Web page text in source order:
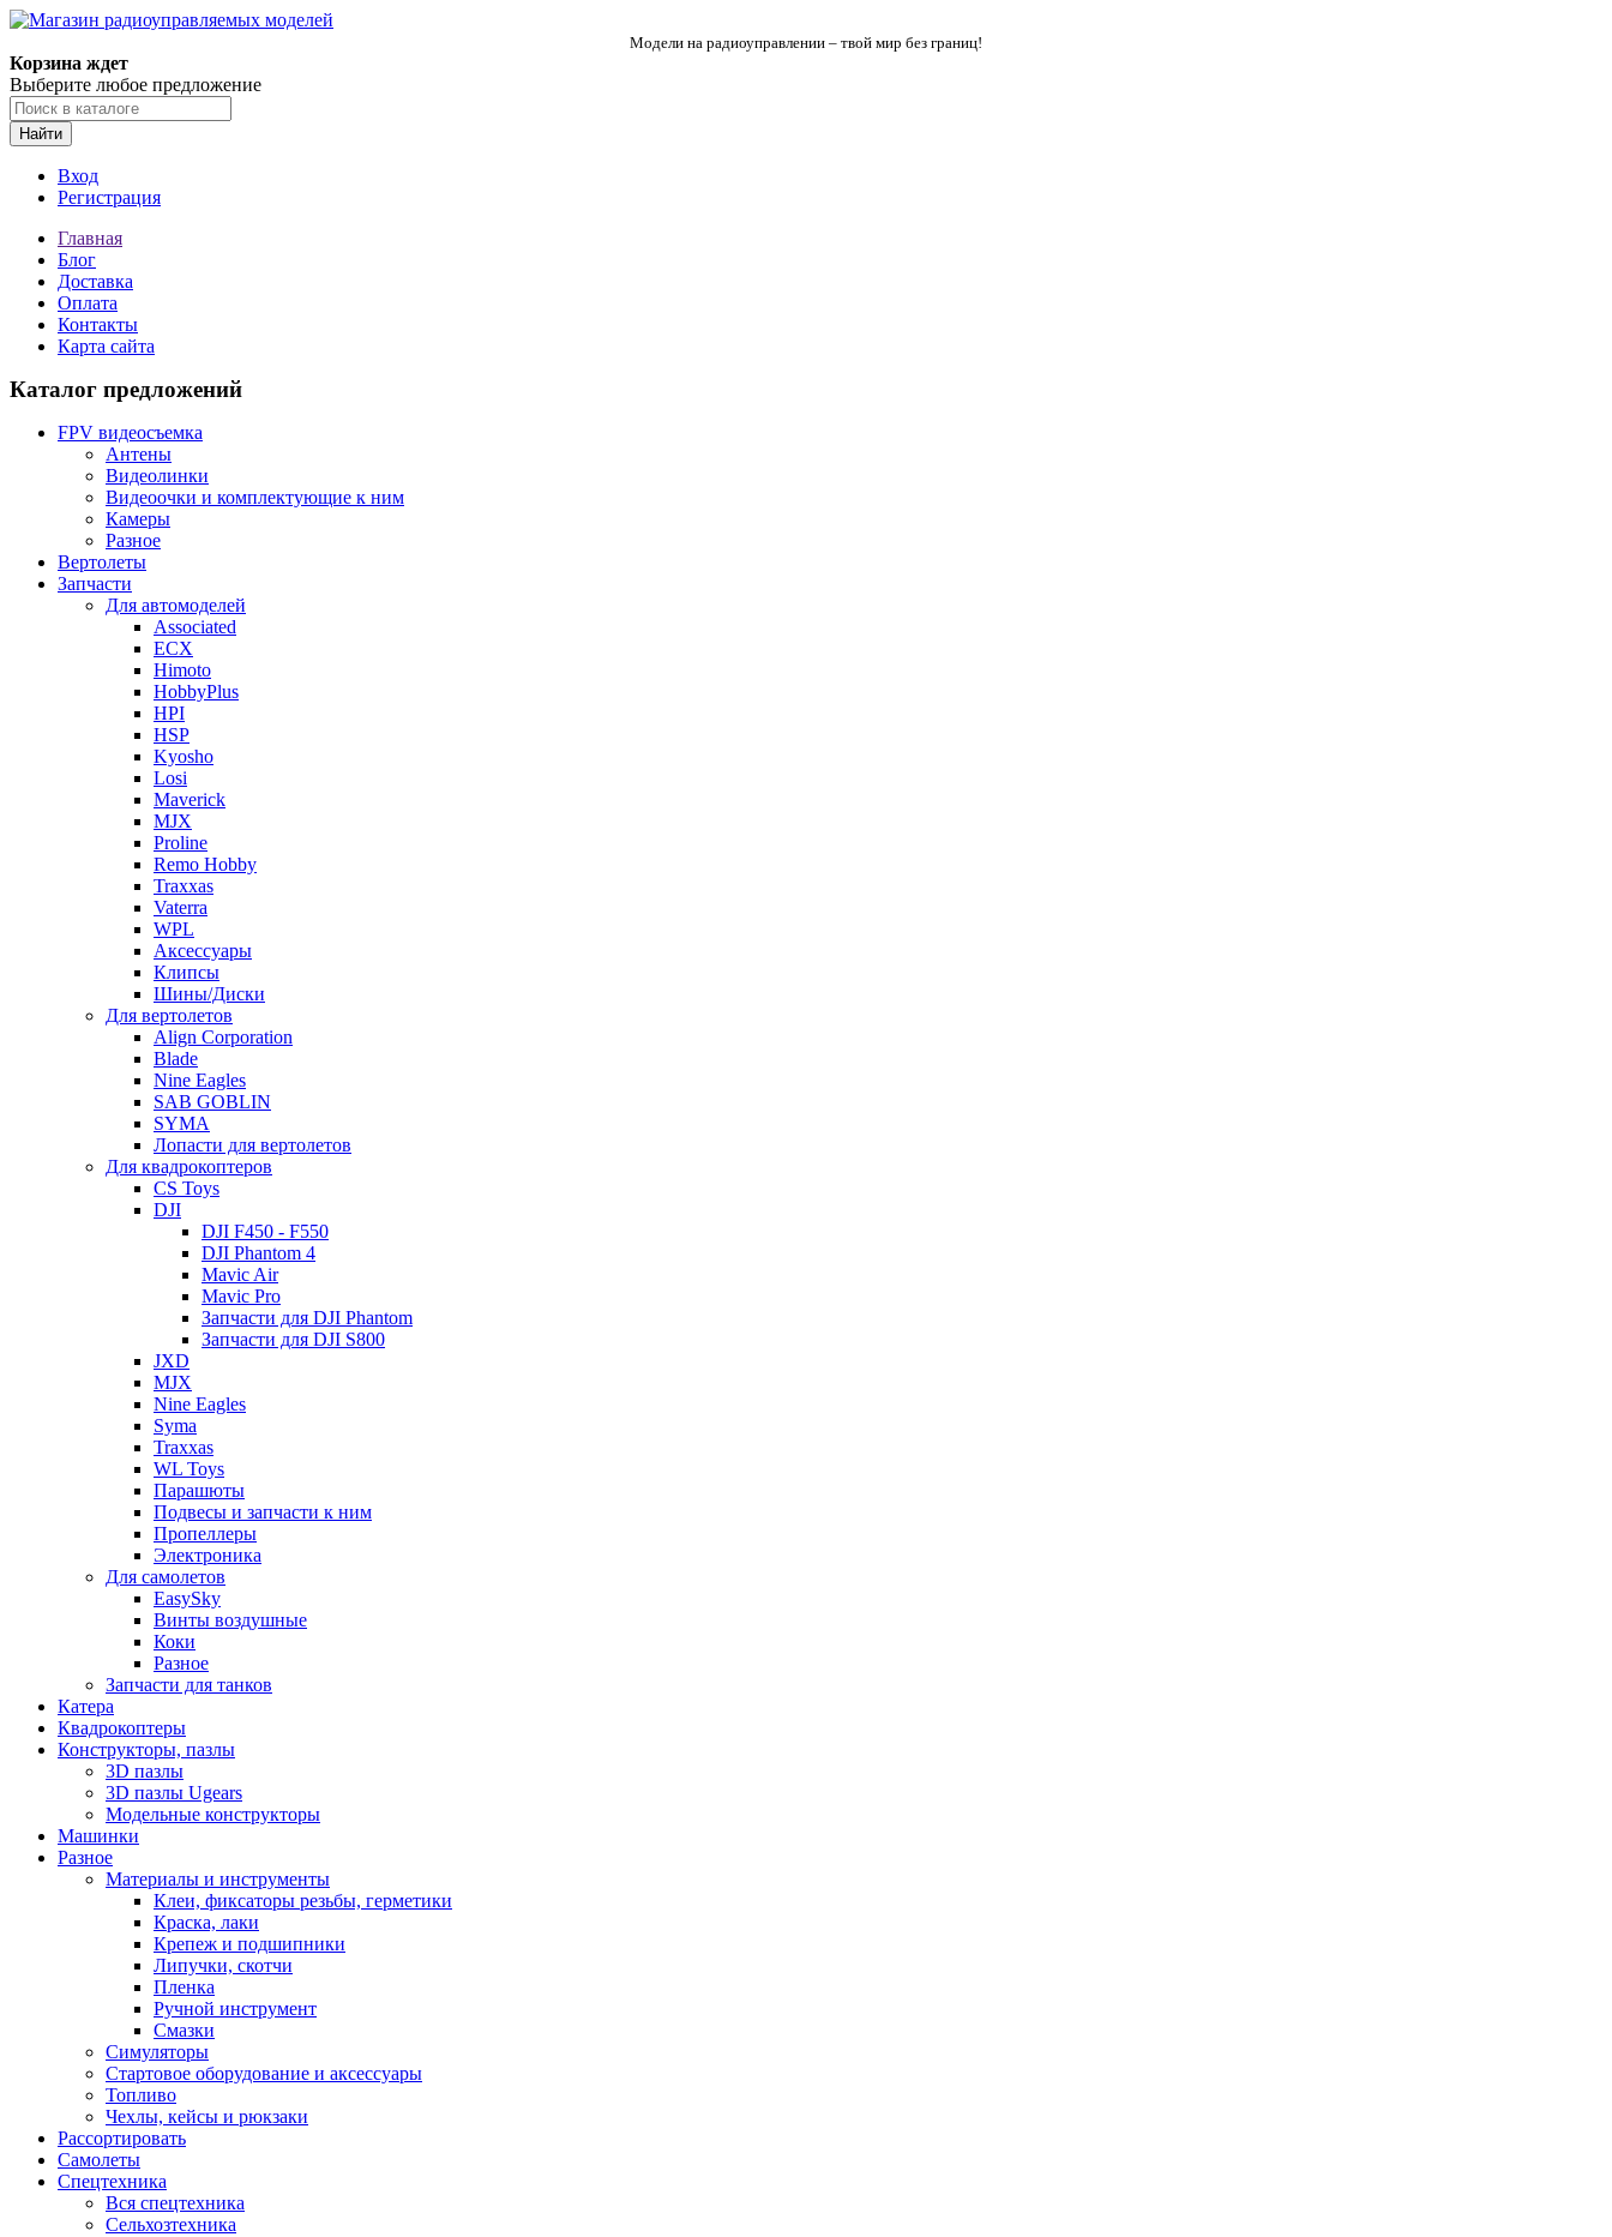
Модели на радиоуправлении – твой мир без границ!
Корзина ждет
Выберите любое предложение
Найти
Вход
Регистрация
Главная
Блог
Доставка
Оплата
Контакты
Карта сайта
Каталог предложений
FPV видеосъемка
Антены
Видеолинки
Видеоочки и комплектующие к ним
Камеры
Разное
Вертолеты
Запчасти
Для автомоделей
Associated
ECX
Himoto
HobbyPlus
HPI
HSP
Kyosho
Losi
Maverick
MJX
Proline
Remo Hobby
Traxxas
Vaterra
WPL
Аксессуары
Клипсы
Шины/Диски
Для вертолетов
Align Corporation
Blade
Nine Eagles
SAB GOBLIN
SYMA
Лопасти для вертолетов
Для квадрокоптеров
CS Toys
DJI
DJI F450 - F550
DJI Phantom 4
Mavic Air
Mavic Pro
Запчасти для DJI Phantom
Запчасти для DJI S800
JXD
MJX
Nine Eagles
Syma
Traxxas
WL Toys
Парашюты
Подвесы и запчасти к ним
Пропеллеры
Электроника
Для самолетов
EasySky
Винты воздушные
Коки
Разное
Запчасти для танков
Катера
Квадрокоптеры
Конструкторы, пазлы
3D пазлы
3D пазлы Ugears
Модельные конструкторы
Машинки
Разное
Материалы и инструменты
Клеи, фиксаторы резьбы, герметики
Краска, лаки
Крепеж и подшипники
Липучки, скотчи
Пленка
Ручной инструмент
Смазки
Симуляторы
Стартовое оборудование и аксессуары
Топливо
Чехлы, кейсы и рюкзаки
Рассортировать
Самолеты
Спецтехника
Вся спецтехника
Сельхозтехника